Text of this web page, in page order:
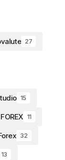
27
15
11
32
13